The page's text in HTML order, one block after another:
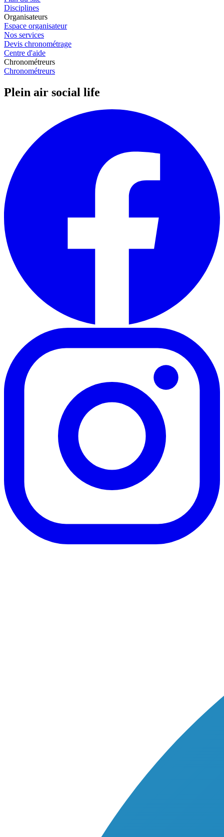
Disciplines
Organisateurs
Espace organisateur
Nos services
Devis chronométrage
Centre d'aide
Chronométreurs
Chronométreurs
Plein air social life